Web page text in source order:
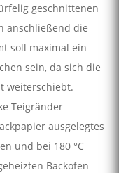
geschnittenen
anschließend die
soll maximal ein
sein, da sich die
weiterschiebt.
Teigränder
ausgelegtes
und bei 180 °C
Backofen